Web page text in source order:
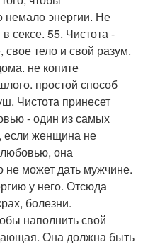
немало энергии. Не
сексе. 55. Чистота -
тело и свой разум.
не копите
простой способ
Чистота принесет
- один из самых
если женщина не
она
не может дать мужчине.
у него. Отсюда
болезни.
наполнить свой
Она должна быть